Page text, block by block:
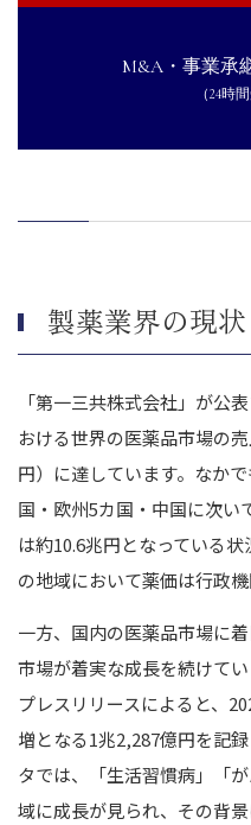
自社ブランドが消滅する
従業員の士気が低下するおそ
製薬業界のM&A事例
ロート製薬株式会社による
まとめ｜製薬業界のM&A動
う
M&A・事業承
（24時
製薬業界の現状
「第一三共株式会社」が公
おける世界の医薬品市場の
円）に達しています。なか
国・欧州5カ国・中国に次い
は約10.6兆円となっている
の地域において薬価は行政機
一方、国内の医薬品市場に
市場が着実な成長を続けて
プレスリリースによると、
増となる1兆2,287億円を記
タでは、「生活習慣病」「
域に成長が見られ、その背